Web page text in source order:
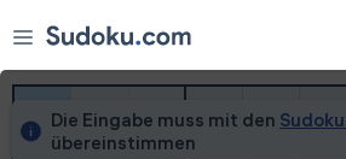
Demnächst
Die Eingabe muss mit den
übereinstimmen